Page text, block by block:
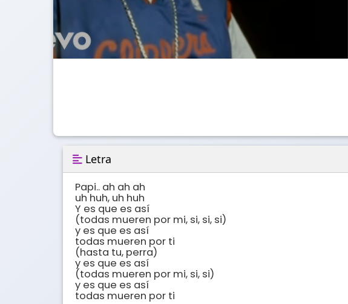
Letra
Papi.. ah ah ah
uh huh, uh huh
Y es que es así
(todas mueren por mi, si, si, si)
y es que es así
todas mueren por ti
(hasta tu, perra)
y es que es así
(todas mueren por mi, si, si)
y es que es así
todas mueren por ti